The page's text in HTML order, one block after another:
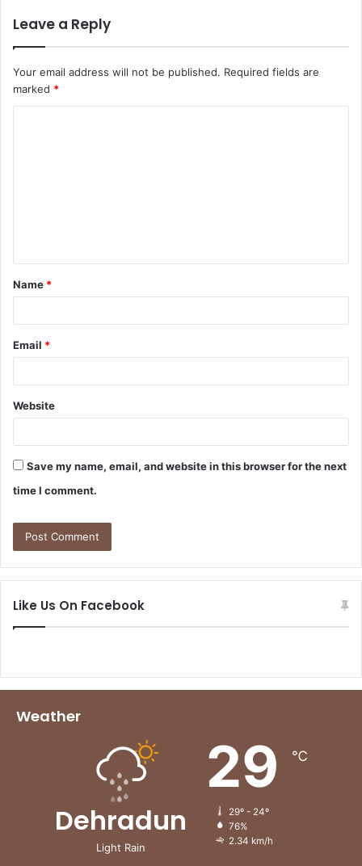
Leave a Reply
Your email address will not be published. Required fields are
marked *
t
*
Name *
Email *
Website
Save my name, email, and website in this browser for the next
time I comment.
Like Us On Facebook
Weather
Dehradun
Light Rain
29 ℃
29º - 24º
76%
2.34 km/h